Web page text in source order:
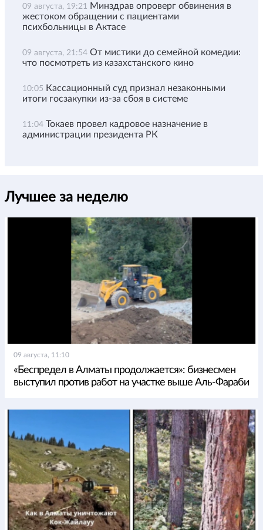
09 августа, 19:21
Минздрав опроверг обвинения в
жестоком обращении с пациентами
психбольницы в Актасе
09 августа, 21:54 От мистики до семейной комедии:
что посмотреть из казахстанского кино
10:05 Кассационный суд признал незаконными
итоги госзакупки из-за сбоя в системе
11:04 Токаев провел кадровое назначение в
администрации президента РК
Лучшее за неделю
09 августа, 11:10
«Беспредел в Алматы продолжается»: бизнесмен
выступил против работ на участке выше Аль-Фараби